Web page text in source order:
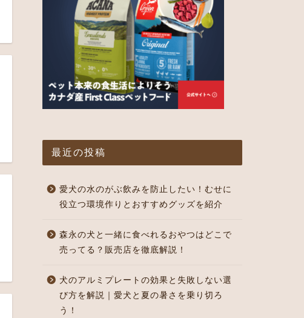
最近の投稿
愛犬の水のがぶ飲みを防止したい！むせに
役立つ環境作りとおすすめグッズを紹介
森永の犬と一緒に食べれるおやつはどこで
売ってる？販売店を徹底解説！
犬のアルミプレートの効果と失敗しない選
び方を解説｜愛犬と夏の暑さを乗り切ろ
う！